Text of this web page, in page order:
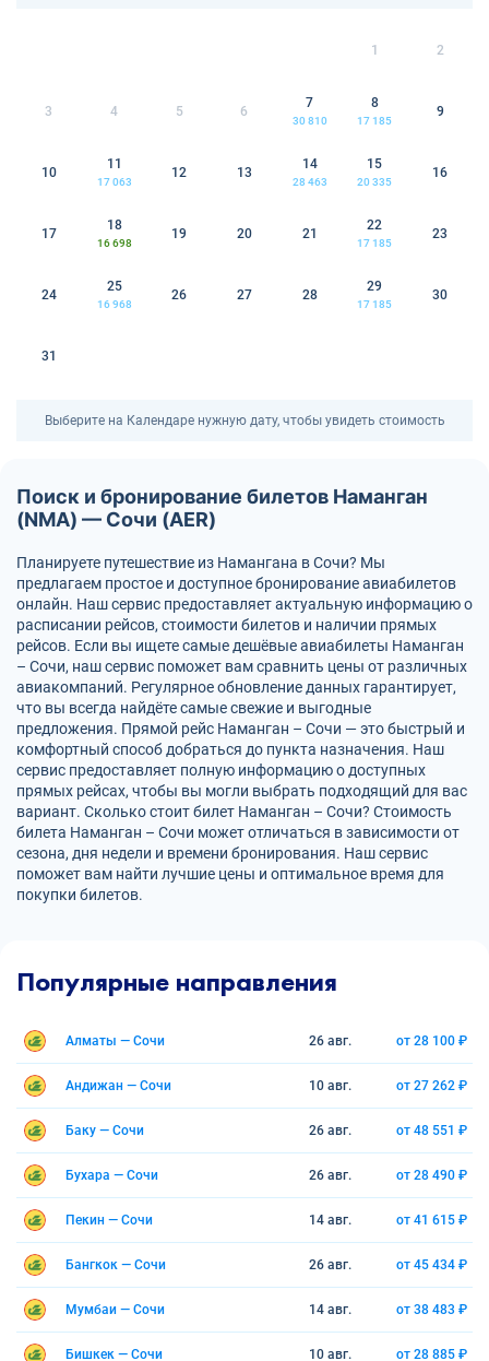
1 2
3 4 5 6
7
30 810
8
17 185
9
10
11
17 063
12 13
14
28 463
15
20 335
16
17
18
16 698
19 20 21
22
17 185
23
24
25
16 968
26 27 28
29
17 185
30
31
Выберите на Календаре нужную дату, чтобы увидеть стоимость
Поиск и бронирование билетов Наманган
(NMA) — Сочи (AER)
Планируете путешествие из Намангана в Сочи? Мы
предлагаем простое и доступное бронирование авиабилетов
онлайн. Наш сервис предоставляет актуальную информацию о
расписании рейсов, стоимости билетов и наличии прямых
рейсов. Если вы ищете самые дешёвые авиабилеты Наманган
– Сочи, наш сервис поможет вам сравнить цены от различных
авиакомпаний. Регулярное обновление данных гарантирует,
что вы всегда найдёте самые свежие и выгодные
предложения. Прямой рейс Наманган – Сочи — это быстрый и
комфортный способ добраться до пункта назначения. Наш
сервис предоставляет полную информацию о доступных
прямых рейсах, чтобы вы могли выбрать подходящий для вас
вариант. Сколько стоит билет Наманган – Сочи? Стоимость
билета Наманган – Сочи может отличаться в зависимости от
сезона, дня недели и времени бронирования. Наш сервис
поможет вам найти лучшие цены и оптимальное время для
покупки билетов.
Популярные направления
Алматы — Сочи 26 авг. от 28 100 ₽
Андижан — Сочи 10 авг. от 27 262 ₽
Баку — Сочи 26 авг. от 48 551 ₽
Бухара — Сочи 26 авг. от 28 490 ₽
Пекин — Сочи 14 авг. от 41 615 ₽
Бангкок — Сочи 26 авг. от 45 434 ₽
Мумбаи — Сочи 14 авг. от 38 483 ₽
Бишкек — Сочи 10 авг. от 28 885 ₽